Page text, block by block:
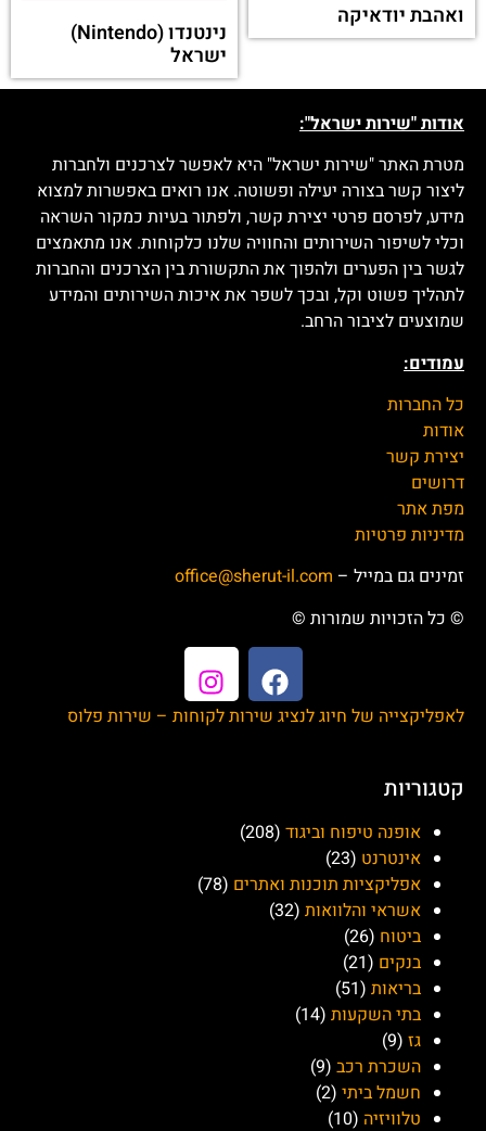
ואהבת יודאיקה
נינטנדו (Nintendo)
ישראל
אודות "שירות ישראל":
מטרת האתר "שירות ישראל" היא לאפשר לצרכנים ולחברות
ליצור קשר בצורה יעילה ופשוטה. אנו רואים באפשרות למצוא
מידע, לפרסם פרטי יצירת קשר, ולפתור בעיות כמקור השראה
וכלי לשיפור השירותים והחוויה שלנו כלקוחות. אנו מתאמצים
לגשר בין הפערים ולהפוך את התקשורת בין הצרכנים והחברות
לתהליך פשוט וקל, ובכך לשפר את איכות השירותים והמידע
שמוצעים לציבור הרחב.
עמודים:
כל החברות
אודות
יצירת קשר
דרושים
מפת אתר
מדיניות פרטיות
זמינים גם במייל – office@sherut-il.com
© כל הזכויות שמורות ©
לאפליקצייה של חיוג לנציג שירות לקוחות – שירות פלוס
קטגוריות
אופנה טיפוח וביגוד (208)
אינטרנט (23)
אפליקציות תוכנות ואתרים (78)
אשראי והלוואות (32)
ביטוח (26)
בנקים (21)
בריאות (51)
בתי השקעות (14)
גז (9)
השכרת רכב (9)
חשמל ביתי (2)
טלוויזיה (10)